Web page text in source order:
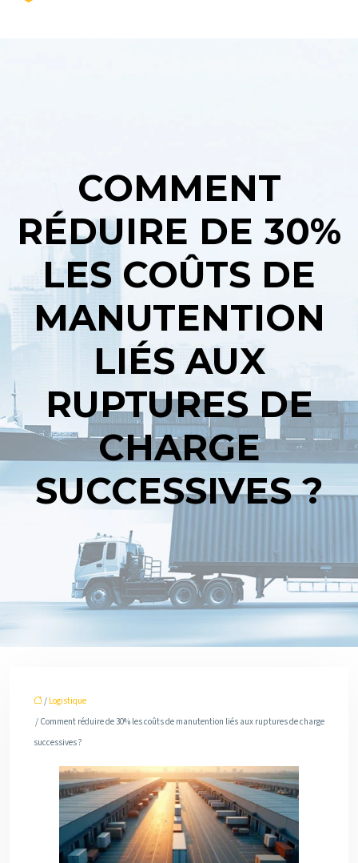
COMMENT
RÉDUIRE DE 30%
LES COÛTS DE
MANUTENTION
LIÉS AUX
RUPTURES DE
CHARGE
SUCCESSIVES ?
/ Logistique
/ Comment réduire de 30% les coûts de manutention liés aux ruptures de charge
successives ?